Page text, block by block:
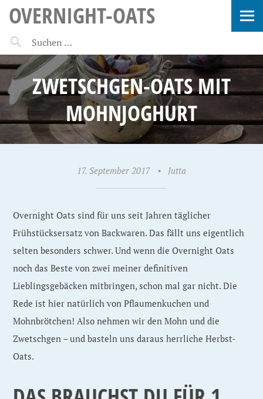
OVERNIGHT-OATS
ZWETSCHGEN-OATS MIT
MOHNJOGHURT
17. September 2017 • Jutta
Overnight Oats sind für uns seit Jahren täglicher
Frühstücksersatz von Backwaren. Das fällt uns eigentlich
selten besonders schwer. Und wenn die Overnight Oats
noch das Beste von zwei meiner definitiven
Lieblingsgebäcken mitbringen, schon mal gar nicht. Die
Rede ist hier natürlich von Pflaumenkuchen und
Mohnbrötchen! Also nehmen wir den Mohn und die
Zwetschgen – und basteln uns daraus herrliche Herbst-
Oats.